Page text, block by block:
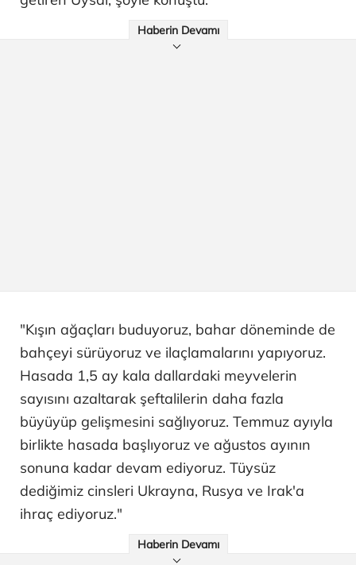
Haberin Devamı
"Kışın ağaçları buduyoruz, bahar döneminde de
bahçeyi sürüyoruz ve ilaçlamalarını yapıyoruz.
Hasada 1,5 ay kala dallardaki meyvelerin
sayısını azaltarak şeftalilerin daha fazla
büyüyüp gelişmesini sağlıyoruz. Temmuz ayıyla
birlikte hasada başlıyoruz ve ağustos ayının
sonuna kadar devam ediyoruz. Tüysüz
dediğimiz cinsleri Ukrayna, Rusya ve Irak'a
ihraç ediyoruz."
Haberin Devamı